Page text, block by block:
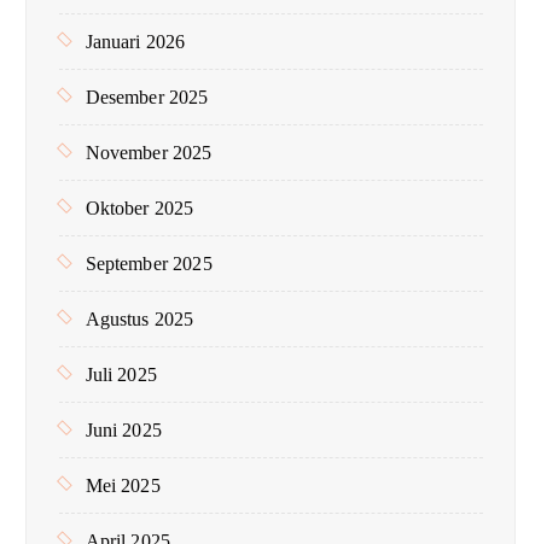
Januari 2026
Desember 2025
November 2025
Oktober 2025
September 2025
Agustus 2025
Juli 2025
Juni 2025
Mei 2025